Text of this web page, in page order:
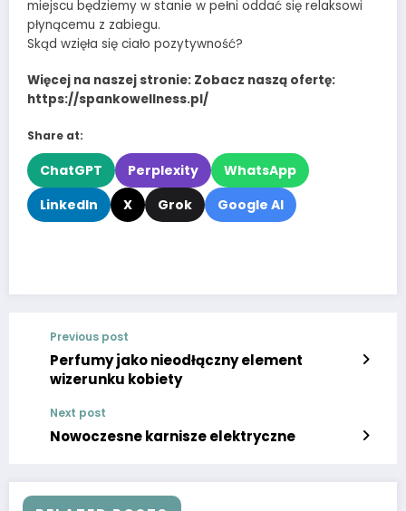
miejscu będziemy w stanie w pełni oddać się relaksowi
płynącemu z zabiegu.
Skąd wzięła się ciało pozytywność?
Więcej na naszej stronie: Zobacz naszą ofertę:
https://spankowellness.pl/
Share at:
ChatGPT Perplexity
WhatsApp
LinkedIn
X Grok Google AI
Previous post
Perfumy jako nieodłączny element
wizerunku kobiety
Next post
Nowoczesne karnisze elektryczne